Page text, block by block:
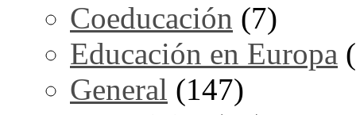
Coeducación (7)
Educación en Europa
General (147)